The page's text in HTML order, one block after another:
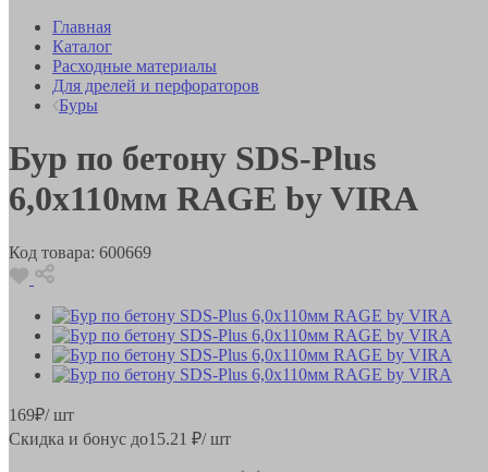
Главная
Каталог
Расходные материалы
Для дрелей и перфораторов
Буры
Бур по бетону SDS-Plus
6,0х110мм RAGE by VIRA
Код товара: 600669
169₽/ шт
Скидка и бонус до15.21 ₽/ шт